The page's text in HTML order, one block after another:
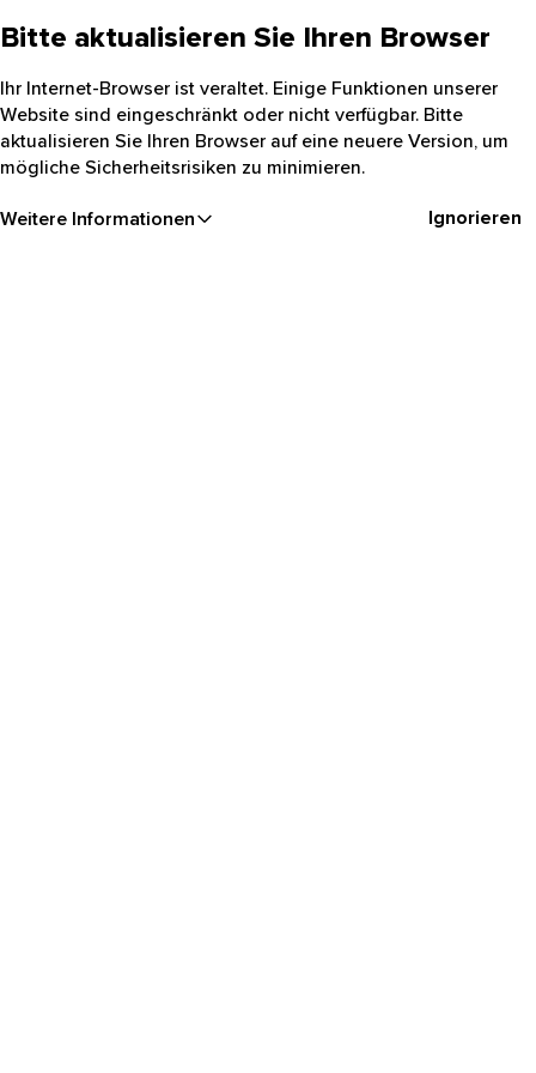
Bitte aktualisieren Sie Ihren Browser
Ihr Internet-Browser ist veraltet. Einige Funktionen unserer
Website sind eingeschränkt oder nicht verfügbar. Bitte
aktualisieren Sie Ihren Browser auf eine neuere Version, um
mögliche Sicherheitsrisiken zu minimieren.
Weitere Informationen Ignorieren